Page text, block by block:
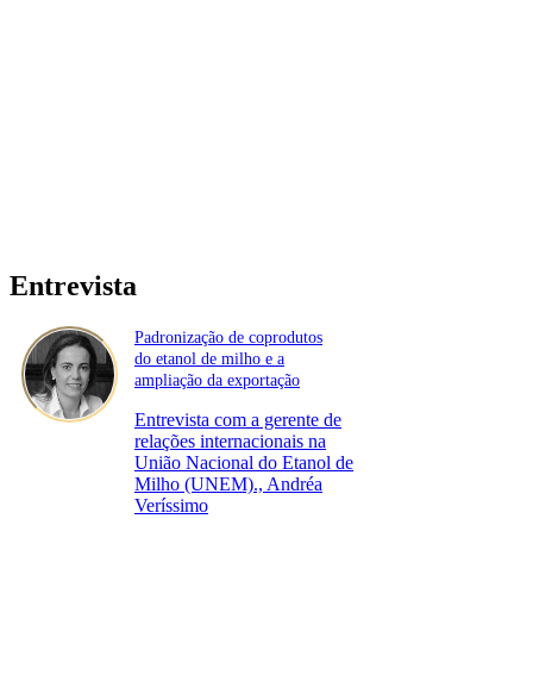
Entrevista
Padronização de coprodutos
do etanol de milho e a
ampliação da exportação
Entrevista com a gerente de
relações internacionais na
União Nacional do Etanol de
Milho (UNEM)., Andréa
Veríssimo